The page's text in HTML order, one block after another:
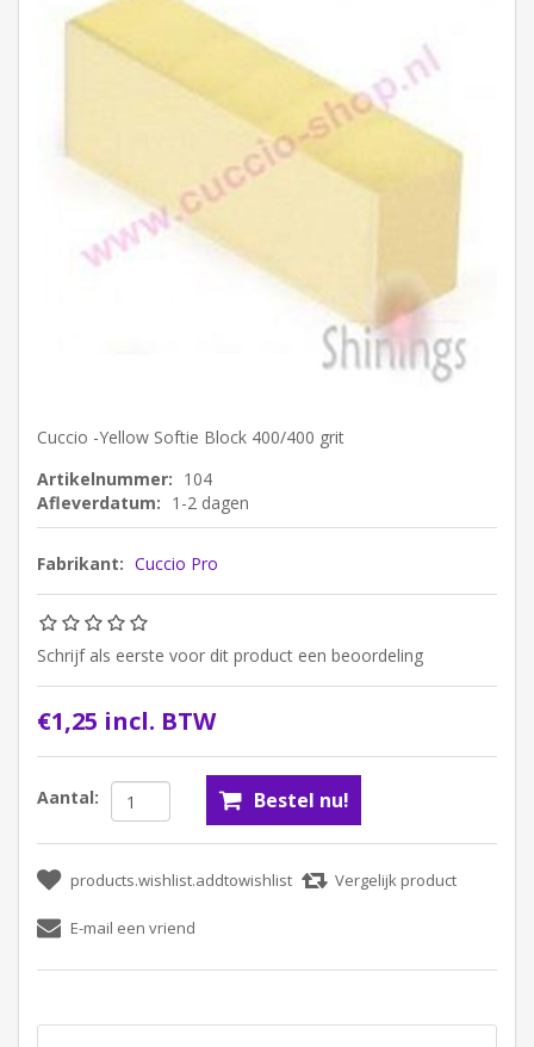
Cuccio -Yellow Softie Block 400/400 grit
Artikelnummer: 104
Afleverdatum: 1-2 dagen
Fabrikant: Cuccio Pro
Schrijf als eerste voor dit product een beoordeling
€1,25 incl. BTW
Aantal: